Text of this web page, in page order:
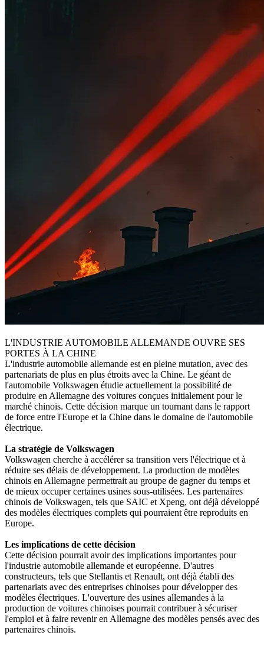
L'INDUSTRIE AUTOMOBILE ALLEMANDE OUVRE SES
PORTES À LA CHINE
L'industrie automobile allemande est en pleine mutation, avec des
partenariats de plus en plus étroits avec la Chine. Le géant de
l'automobile Volkswagen étudie actuellement la possibilité de
produire en Allemagne des voitures conçues initialement pour le
marché chinois. Cette décision marque un tournant dans le rapport
de force entre l'Europe et la Chine dans le domaine de l'automobile
électrique.
La stratégie de Volkswagen
Volkswagen cherche à accélérer sa transition vers l'électrique et à
réduire ses délais de développement. La production de modèles
chinois en Allemagne permettrait au groupe de gagner du temps et
de mieux occuper certaines usines sous-utilisées. Les partenaires
chinois de Volkswagen, tels que SAIC et Xpeng, ont déjà développé
des modèles électriques complets qui pourraient être reproduits en
Europe.
Les implications de cette décision
Cette décision pourrait avoir des implications importantes pour
l'industrie automobile allemande et européenne. D'autres
constructeurs, tels que Stellantis et Renault, ont déjà établi des
partenariats avec des entreprises chinoises pour développer des
modèles électriques. L'ouverture des usines allemandes à la
production de voitures chinoises pourrait contribuer à sécuriser
l'emploi et à faire revenir en Allemagne des modèles pensés avec des
partenaires chinois.